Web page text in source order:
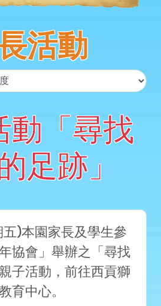
活動
動「尋找
足跡」
五)本園家長及學生參
協會」舉辦之「尋找
子活動，前往西貢獅
育中心。